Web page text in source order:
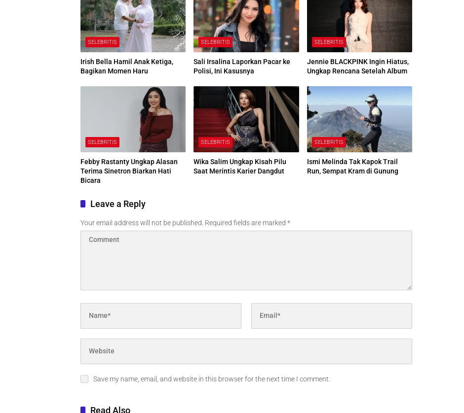
SELEBRITIS
Irish Bella Hamil Anak Ketiga,
Bagikan Momen Haru
SELEBRITIS
Sali Irsalina Laporkan Pacar ke
Polisi, Ini Kasusnya
SELEBRITIS
Jennie BLACKPINK Ingin Hiatus,
Ungkap Rencana Setelah Album
SELEBRITIS
Febby Rastanty Ungkap Alasan
Terima Sinetron Biarkan Hati
Bicara
SELEBRITIS
Wika Salim Ungkap Kisah Pilu
Saat Merintis Karier Dangdut
SELEBRITIS
Ismi Melinda Tak Kapok Trail
Run, Sempat Kram di Gunung
Leave a Reply
Your email address will not be published. Required fields are marked *
Save my name, email, and website in this browser for the next time I comment.
Read Also